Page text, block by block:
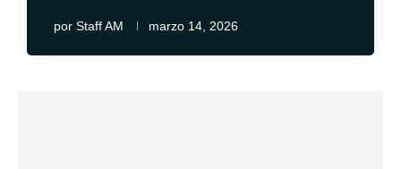
por Staff AM marzo 14, 2026